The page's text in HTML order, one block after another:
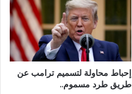
إحباط محاولة لتسميم ترامب عن
طريق طرد مسموم..